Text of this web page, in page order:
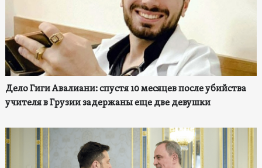
Дело Гиги Авалиани: спустя 10 месяцев после убийства
учителя в Грузии задержаны еще две девушки